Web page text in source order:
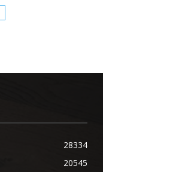
28334
20545